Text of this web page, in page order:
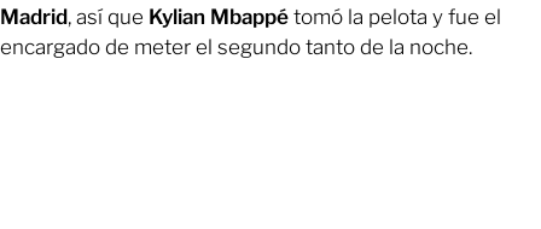
Madrid, así que Kylian Mbappé tomó la pelota y fue el
encargado de meter el segundo tanto de la noche.